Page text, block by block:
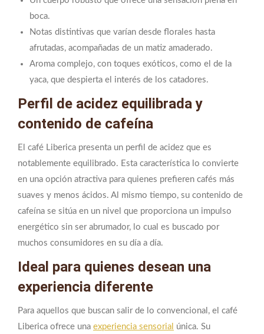
boca.
Notas distintivas que varían desde florales hasta
afrutadas, acompañadas de un matiz amaderado.
Aroma complejo, con toques exóticos, como el de la
yaca, que despierta el interés de los catadores.
Perfil de acidez equilibrada y
contenido de cafeína
El café Liberica presenta un perfil de acidez que es
notablemente equilibrado. Esta característica lo convierte
en una opción atractiva para quienes prefieren cafés más
suaves y menos ácidos. Al mismo tiempo, su contenido de
cafeína se sitúa en un nivel que proporciona un impulso
energético sin ser abrumador, lo cual es buscado por
muchos consumidores en su día a día.
Ideal para quienes desean una
experiencia diferente
Para aquellos que buscan salir de lo convencional, el café
Liberica ofrece una experiencia sensorial única. Su